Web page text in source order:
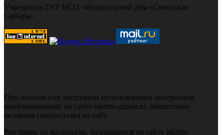
Учредитель ГАУ НСО «Издательский дом «Советская
Сибирь»
При полном или частичном использовании материалов,
опубликованных на сайте iskitim-gazeta.ru, обязательна
активная гиперссылка на сайт
Все права на материалы, находящиеся на сайте iskitim-